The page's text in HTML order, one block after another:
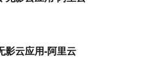
影云应用-阿里云